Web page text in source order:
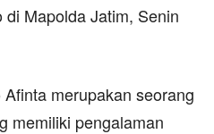
di Mapolda Jatim, Senin
merupakan seorang
memiliki pengalaman